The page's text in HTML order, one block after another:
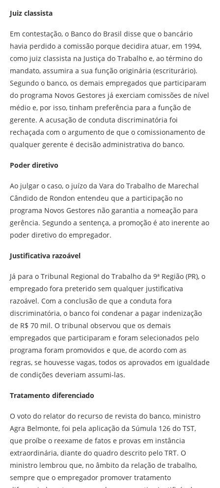
Juiz classista
Em contestação, o Banco do Brasil disse que o bancário
havia perdido a comissão porque decidira atuar, em 1994,
como juiz classista na Justiça do Trabalho e, ao término do
mandato, assumira a sua função originária (escriturário).
Segundo o banco, os demais empregados que participaram
do programa Novos Gestores já exerciam comissões de nível
médio e, por isso, tinham preferência para a função de
gerente. A acusação de conduta discriminatória foi
rechaçada com o argumento de que o comissionamento de
qualquer gerente é decisão administrativa do banco.
Poder diretivo
Ao julgar o caso, o juízo da Vara do Trabalho de Marechal
Cândido de Rondon entendeu que a participação no
programa Novos Gestores não garantia a nomeação para
gerência. Segundo a sentença, a promoção é ato inerente ao
poder diretivo do empregador.
Justificativa razoável
Já para o Tribunal Regional do Trabalho da 9ª Região (PR), o
empregado fora preterido sem qualquer justificativa
razoável. Com a conclusão de que a conduta fora
discriminatória, o banco foi condenar a pagar indenização
de R$ 70 mil. O tribunal observou que os demais
empregados que participaram e foram selecionados pelo
programa foram promovidos e que, de acordo com as
regras, se houvesse vagas, todos os aprovados em igualdade
de condições deveriam assumi-las.
Tratamento diferenciado
O voto do relator do recurso de revista do banco, ministro
Agra Belmonte, foi pela aplicação da Súmula 126 do TST,
que proíbe o reexame de fatos e provas em instância
extraordinária, diante do quadro descrito pelo TRT. O
ministro lembrou que, no âmbito da relação de trabalho,
sempre que o empregador promover tratamento